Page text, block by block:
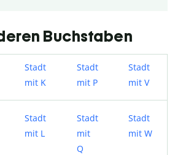
Buchstaben
Stadt
mit K
Stadt
mit P
Stadt
mit V
Stadt
mit L
Stadt
mit
Q
Stadt
mit W